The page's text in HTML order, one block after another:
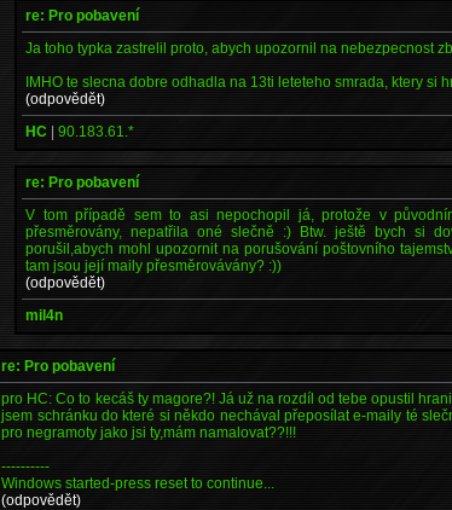
re: Pro pobavení
Ja toho typka zastrelil proto, abych upozornil na nebezpecnost
IMHO te slecna dobre odhadla na 13ti leteteho smrada, ktery si
(odpovědět)
HC |90.183.61.*
re: Pro pobavení
V tom případě sem to asi nepochopil já, protože v
přesměrovány, nepatřila oné slečně :) Btw. ještě bych si
porušil,abych mohl upozornit na porušování poštovního
tam jsou její maily přesměrovávány? :))
(odpovědět)
mil4n
re: Pro pobavení
pro HC: Co to kecáš ty magore?! Já už na rozdíl od tebe opustil
jsem schránku do které si někdo nechával přeposílat e-maily té
pro negramoty jako jsi ty,mám namalovat??!!!
----------
Windows started-press reset to continue...
(odpovědět)